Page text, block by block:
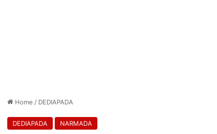
Home / DEDIAPADA
DEDIAPADA NARMADA